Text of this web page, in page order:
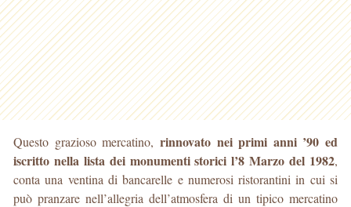
Questo grazioso mercatino, rinnovato nei primi anni ’90 ed
iscritto nella lista dei monumenti storici l’8 Marzo del 1982,
conta una ventina di bancarelle e numerosi ristorantini in cui si
può pranzare nell’allegria dell’atmosfera di un tipico mercatino